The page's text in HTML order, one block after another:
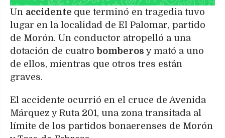
Un accidente que terminó en tragedia tuvo
lugar en la localidad de El Palomar, partido
de Morón. Un conductor atropelló a una
dotación de cuatro bomberos y mató a uno
de ellos, mientras que otros tres están
graves.
El accidente ocurrió en el cruce de Avenida
Márquez y Ruta 201, una zona transitada al
límite de los partidos bonaerenses de Morón